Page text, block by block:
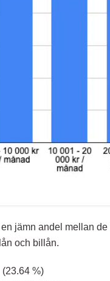
jämn andel mellan
och billån.
%)